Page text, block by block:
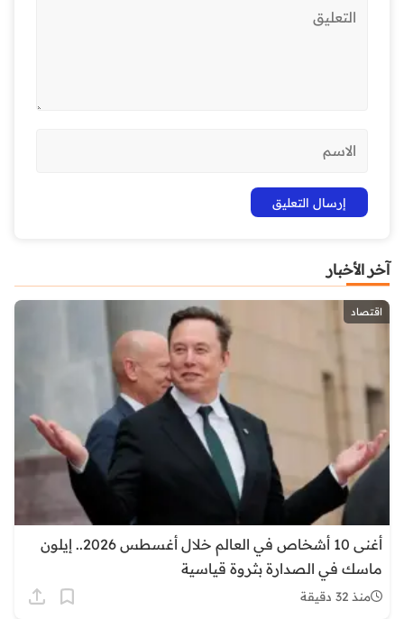
آخر الأخبار
اقتصاد
أغنى 10 أشخاص في العالم خلال أغسطس 2026.. إيلون
ماسك في الصدارة بثروة قياسية
منذ 32 دقيقة